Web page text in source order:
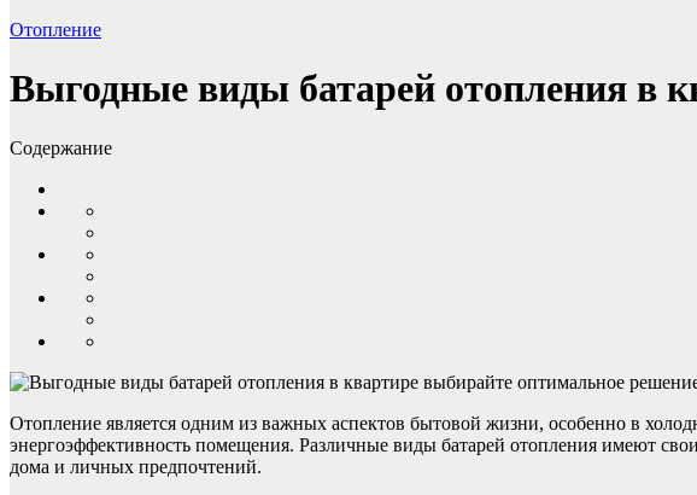
Отопление
Выгодные виды батарей отопления в
Содержание
Отопление является одним из важных аспектов бытовой жизни, особенно в
энергоэффективность помещения. Различные виды батарей отопления имеют
дома и личных предпочтений.